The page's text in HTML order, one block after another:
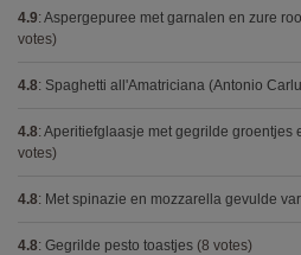
4.9: Aspergepuree met garnalen en zure
votes)
4.8: Spaghetti all'Amatriciana (Antonio
4.8: Aperitiefglaasje met gegrilde groentjes
votes)
4.8: Met spinazie en mozzarella gevulde
4.8: Gegrilde pesto toastjes (8 votes)